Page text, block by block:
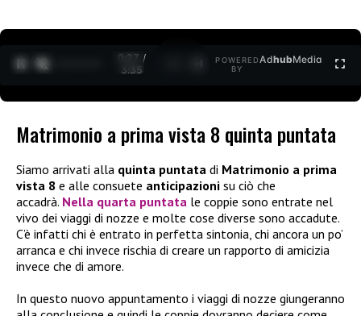
0:27 /
3:35
POWERED
BY
AdhubMedia
Matrimonio a prima vista 8 quinta puntata
Siamo arrivati alla quinta puntata di Matrimonio a prima
vista 8 e alle consuete anticipazioni su ciò che
accadrà. Nella quarta puntata le coppie sono entrate nel
vivo dei viaggi di nozze e molte cose diverse sono accadute.
C’è infatti chi è entrato in perfetta sintonia, chi ancora un po’
arranca e chi invece rischia di creare un rapporto di amicizia
invece che di amore.
In questo nuovo appuntamento i viaggi di nozze giungeranno